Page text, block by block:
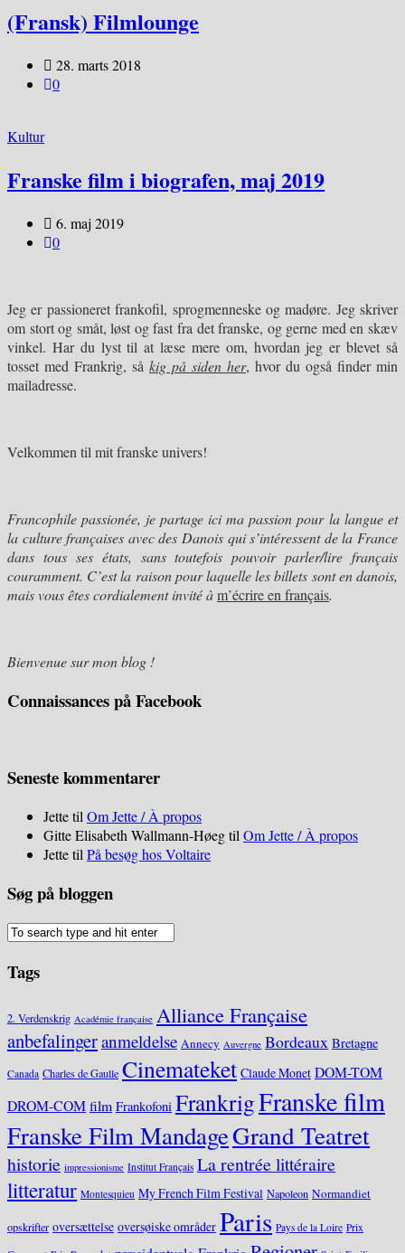
(Fransk) Filmlounge
28. marts 2018
0
Kultur
Franske film i biografen, maj 2019
6. maj 2019
0
Jeg er passioneret frankofil, sprogmenneske og madøre. Jeg skriver
om stort og småt, løst og fast fra det franske, og gerne med en skæv
vinkel. Har du lyst til at læse mere om, hvordan jeg er blevet så
tosset med Frankrig, så kig på siden her, hvor du også finder min
mailadresse.
Velkommen til mit franske univers!
Francophile passionée, je partage ici ma passion pour la langue et
la culture françaises avec des Danois qui s’intéressent de la France
dans tous ses états, sans toutefois pouvoir parler/lire français
couramment. C’est la raison pour laquelle les billets sont en danois,
mais vous êtes cordialement invité àm’écrire en français.
Bienvenue sur mon blog !
Connaissances på Facebook
Seneste kommentarer
Jettetil Om Jette / À propos
Gitte Elisabeth Wallmann-Høegtil Om Jette / À propos
Jettetil På besøg hos Voltaire
Søg på bloggen
Tags
2. Verdenskrig Académie française Alliance Française
anbefalingeranmeldelse Annecy Auvergne Bordeaux Bretagne
Canada Charles de Gaulle Cinemateket Claude Monet DOM-TOM
DROM-COMfilm Frankofoni FrankrigFranske film
Franske Film MandageGrand Teatret
historie impressionisme Institut Français La rentrée littéraire
litteratur Montesquieu My French Film Festival Napoleon Normandiet
opskrifter oversættelse oversøiske områder Paris Pays de la Loire Prix